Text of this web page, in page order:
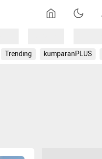
Trending kumparanPLUS